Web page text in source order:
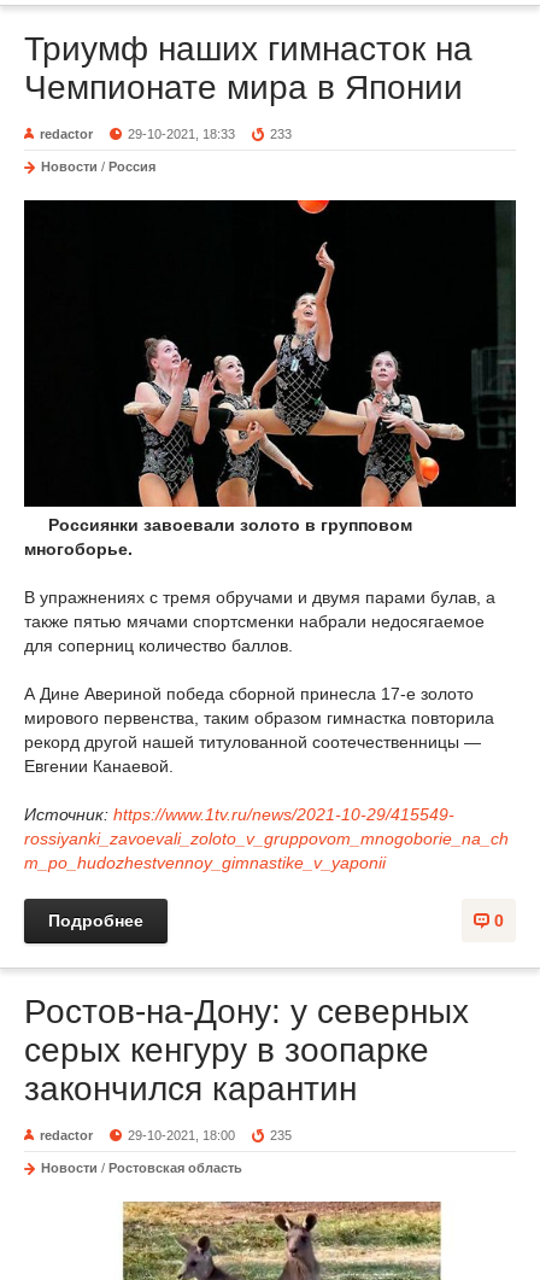
Триумф наших гимнасток на
Чемпионате мира в Японии
redactor 29-10-2021, 18:33 233
Новости / Россия
Россиянки завоевали золото в групповом
многоборье.
В упражнениях с тремя обручами и двумя парами булав, а
также пятью мячами спортсменки набрали недосягаемое
для соперниц количество баллов.
А Дине Авериной победа сборной принесла 17-е золото
мирового первенства, таким образом гимнастка повторила
рекорд другой нашей титулованной соотечественницы —
Евгении Канаевой.
Источник: https://www.1tv.ru/news/2021-10-29/415549-
rossiyanki_zavoevali_zoloto_v_gruppovom_mnogoborie_na_ch
m_po_hudozhestvennoy_gimnastike_v_yaponii
0
Подробнее
Ростов-на-Дону: у северных
серых кенгуру в зоопарке
закончился карантин
redactor 29-10-2021, 18:00 235
Новости / Ростовская область